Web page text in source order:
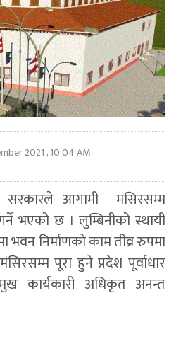
2021 , 10:04 AM
सरकारले आगामी मंसिरसम्म
भएको छ । लुम्बिनीको स्थायी
भवन निर्माणको काम तीव्र रुपमा
पूरा हुने प्रदेश पूर्वाधार
कार्यकारी अधिकृत अनन्त